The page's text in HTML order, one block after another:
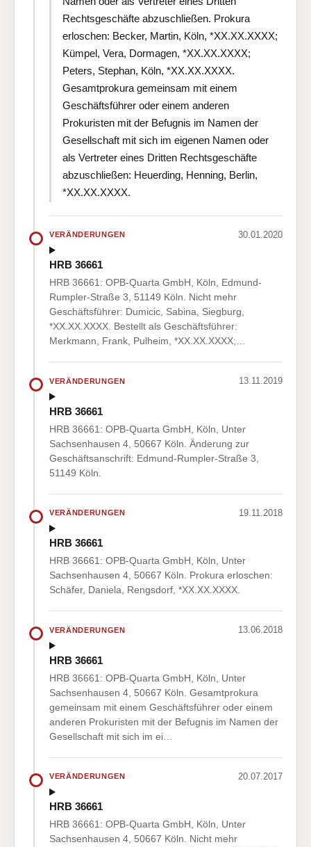
Rechtsgeschäfte abzuschließen. Prokura
erloschen: Becker, Martin, Köln, *XX.XX.XXXX;
Kümpel, Vera, Dormagen, *XX.XX.XXXX;
Peters, Stephan, Köln, *XX.XX.XXXX.
Gesamtprokura gemeinsam mit einem
Geschäftsführer oder einem anderen
Prokuristen mit der Befugnis im Namen der
Gesellschaft mit sich im eigenen Namen oder
als Vertreter eines Dritten Rechtsgeschäfte
abzuschließen: Heuerding, Henning, Berlin,
*XX.XX.XXXX.
VERÄNDERUNGEN 30.01.2020
HRB 36661
HRB 36661: OPB-Quarta GmbH, Köln, Edmund-
Rumpler-Straße 3, 51149 Köln. Nicht mehr
Geschäftsführer: Dumicic, Sabina, Siegburg,
*XX.XX.XXXX. Bestellt als Geschäftsführer:
Merkmann, Frank, Pulheim, *XX.XX.XXXX;…
VERÄNDERUNGEN 13.11.2019
HRB 36661
HRB 36661: OPB-Quarta GmbH, Köln, Unter
Sachsenhausen 4, 50667 Köln. Änderung zur
Geschäftsanschrift: Edmund-Rumpler-Straße 3,
51149 Köln.
VERÄNDERUNGEN 19.11.2018
HRB 36661
HRB 36661: OPB-Quarta GmbH, Köln, Unter
Sachsenhausen 4, 50667 Köln. Prokura erloschen:
Schäfer, Daniela, Rengsdorf, *XX.XX.XXXX.
VERÄNDERUNGEN 13.06.2018
HRB 36661
HRB 36661: OPB-Quarta GmbH, Köln, Unter
Sachsenhausen 4, 50667 Köln. Gesamtprokura
gemeinsam mit einem Geschäftsführer oder einem
anderen Prokuristen mit der Befugnis im Namen der
Gesellschaft mit sich im ei…
VERÄNDERUNGEN 20.07.2017
HRB 36661
HRB 36661: OPB-Quarta GmbH, Köln, Unter
Sachsenhausen 4, 50667 Köln. Nicht mehr